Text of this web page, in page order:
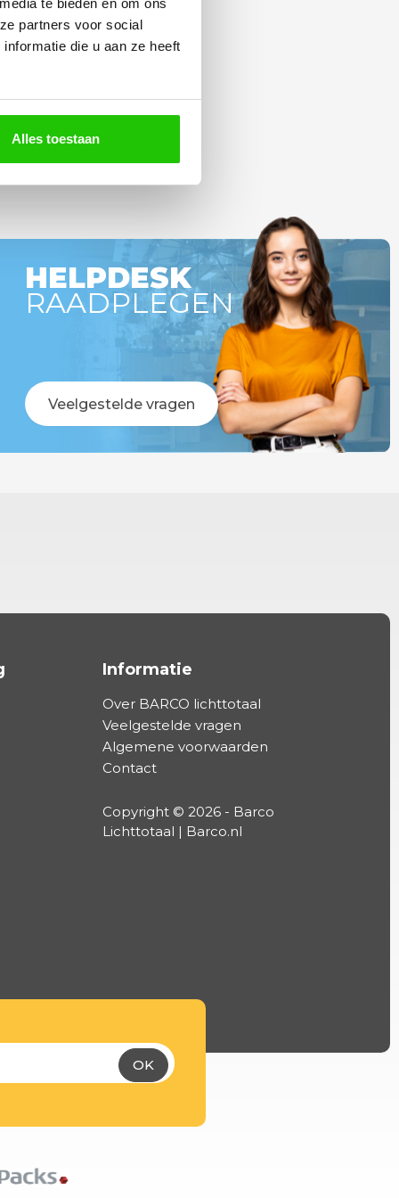
te bieden en om ons
partners voor social
die u aan ze heeft
Alles toestaan
HELPDESK
RAADPLEGEN
Veelgestelde vragen
Informatie
Over BARCO lichttotaal
Veelgestelde vragen
Algemene voorwaarden
Contact
Copyright © 2026 - Barco
Lichttotaal | Barco.nl
OK